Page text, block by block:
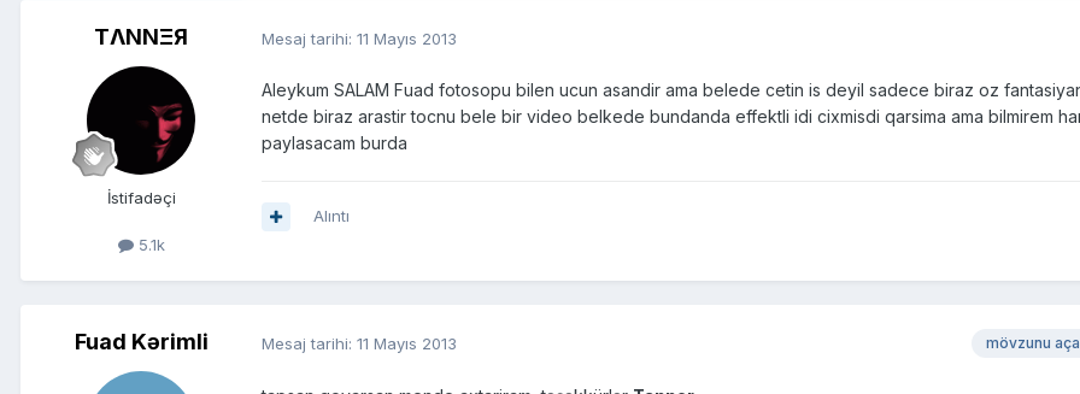
TΛNNΞЯ
İstifadəçi
5.1k
Mesaj tarihi: 11 Mayıs 2013
Aleykum SALAM Fuad fotosopu bilen ucun asandir ama belede cetin is deyil sadece biraz oz
netde biraz arastir tocnu bele bir video belkede bundanda effektli idi cixmisdi qarsima ama bilmirem
paylasacam burda
Alıntı
Fuad Kərimli mövzunu
Mesaj tarihi: 11 Mayıs 2013